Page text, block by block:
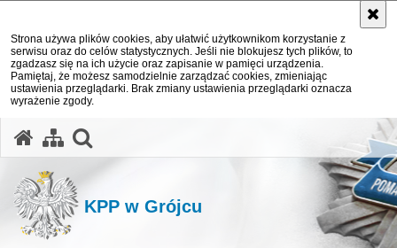
Strona używa plików cookies, aby ułatwić użytkownikom korzystanie z
serwisu oraz do celów statystycznych. Jeśli nie blokujesz tych plików, to
zgadzasz się na ich użycie oraz zapisanie w pamięci urządzenia.
Pamiętaj, że możesz samodzielnie zarządzać cookies, zmieniając
ustawienia przeglądarki. Brak zmiany ustawienia przeglądarki oznacza
wyrażenie zgody.
KPP w Grójcu